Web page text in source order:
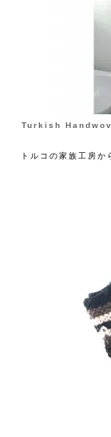
Turkish
トルコの家族工房